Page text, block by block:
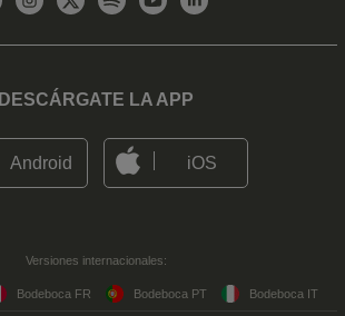
DESCÁRGATE LA APP
Android iOS
Versiones internacionales:
Bodeboca FR Bodeboca PT Bodeboca IT